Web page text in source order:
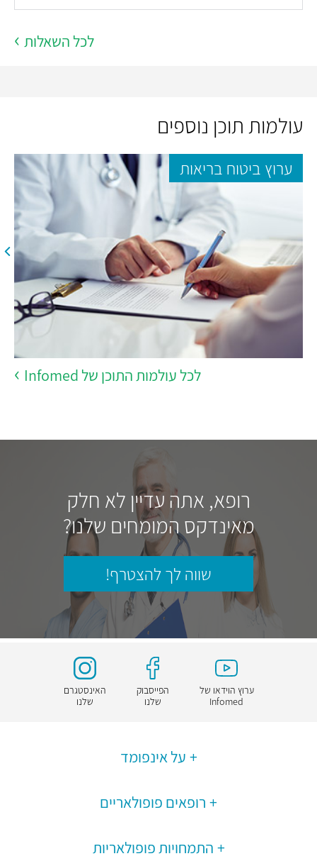
לכל השאלות
עולמות תוכן נוספים
ערוץ ביטוח בריאות
לכל עולמות התוכן של Infomed
רופא, אתה עדיין לא חלק
מאינדקס המומחים שלנו?
שווה לך להצטרף!
ערוץ הוידאו של
Infomed
הפייסבוק
שלנו
האינסטגרם
שלנו
על אינפומד
רופאים פופולאריים
התמחויות פופולאריות